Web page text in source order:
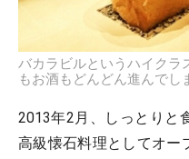
バカラビルというハイクラ
もお酒もどんどん進んでし
2013年2月、しっとりと
高級懐石料理としてオー